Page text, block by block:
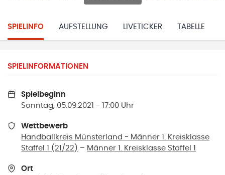
SPIELINFO AUFSTELLUNG LIVETICKER TABELLE
SPIELINFORMATIONEN
Spielbeginn
Sonntag, 05.09.2021 - 17:00 Uhr
Wettbewerb
Handballkreis Münsterland - Männer 1. Kreisklasse
Staffel 1 (21/22) – Männer 1. Kreisklasse Staffel 1
Ort